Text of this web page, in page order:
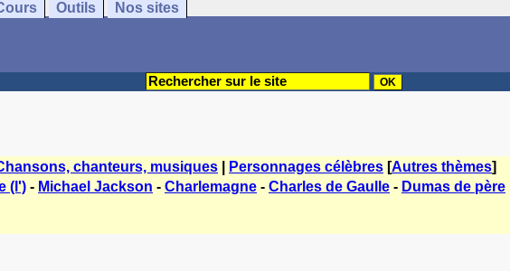
Outils Nos sites
chanteurs, musiques Personnages célèbres [Autres thèmes]
(l') - Michael Jackson - Charlemagne - Charles de Gaulle - Dumas de père